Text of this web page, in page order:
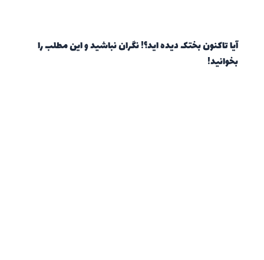
آیا تاکنون بختک دیده اید؟! نگران نباشید و این مطلب را
بخوانید!